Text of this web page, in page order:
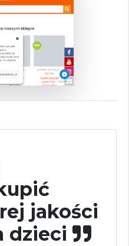
jakości
dzieci